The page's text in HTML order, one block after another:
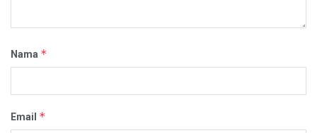
Nama *
Email *